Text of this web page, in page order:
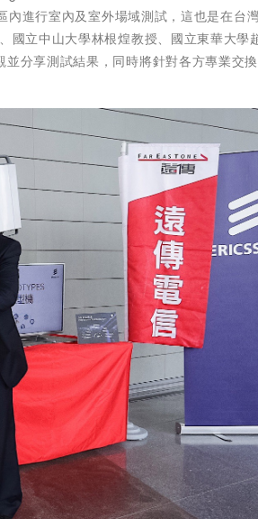
內進行室內及室外場域測試，這也是在台
國立中山大學林根煌教授、國立東華大學
分享測試結果，同時將針對各方專業交